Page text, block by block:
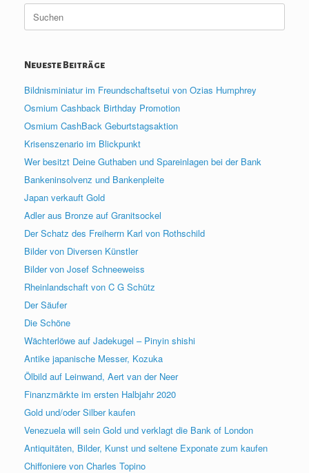
Suche
nach:
Neueste Beiträge
Bildnisminiatur im Freundschaftsetui von Ozias Humphrey
Osmium Cashback Birthday Promotion
Osmium CashBack Geburtstagsaktion
Krisenszenario im Blickpunkt
Wer besitzt Deine Guthaben und Spareinlagen bei der Bank
Bankeninsolvenz und Bankenpleite
Japan verkauft Gold
Adler aus Bronze auf Granitsockel
Der Schatz des Freiherrn Karl von Rothschild
Bilder von Diversen Künstler
Bilder von Josef Schneeweiss
Rheinlandschaft von C G Schütz
Der Säufer
Die Schöne
Wächterlöwe auf Jadekugel – Pinyin shishi
Antike japanische Messer, Kozuka
Ölbild auf Leinwand, Aert van der Neer
Finanzmärkte im ersten Halbjahr 2020
Gold und/oder Silber kaufen
Venezuela will sein Gold und verklagt die Bank of London
Antiquitäten, Bilder, Kunst und seltene Exponate zum kaufen
Chiffoniere von Charles Topino